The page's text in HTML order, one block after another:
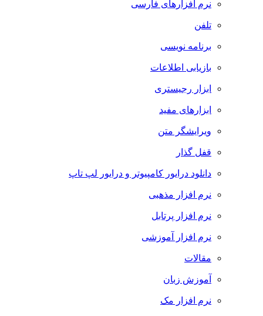
نرم افزارهای فارسی
تلفن
برنامه نویسی
بازیابی اطلاعات
ابزار رجیستری
ابزارهای مفید
ویرایشگر متن
قفل گذار
دانلود درایور کامپیوتر و درایور لپ تاپ
نرم افزار مذهبی
نرم افزار پرتابل
نرم افزار آموزشی
مقالات
آموزش زبان
نرم افزار مک